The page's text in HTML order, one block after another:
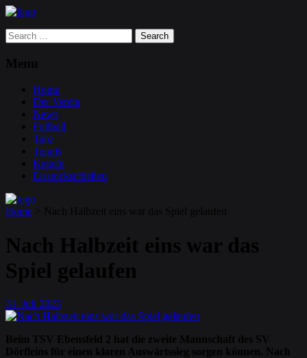
Search
for:
Menu
Home
Der Verein
News
Fußball
Tanz
Tennis
Kegeln
Eisstockschießen
Home Nach Halbzeit eins war das Spiel gelaufen
Nach Halbzeit eins war das
Spiel gelaufen
31 . Juli 2023
Beim TSV Ebensfeld 2 hat die zweite Mannschaft des SV
Dörfleins für einen klaren Auswärtssieg sorgen können. Nach